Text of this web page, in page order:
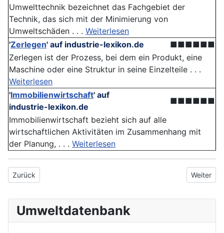
Umwelttechnik bezeichnet das Fachgebiet der
Technik, das sich mit der Minimierung von
Umweltschäden . . . Weiterlesen
'Zerlegen' auf industrie-lexikon.de
■■■■■■
Zerlegen ist der Prozess, bei dem ein Produkt, eine
Maschine oder eine Struktur in seine Einzelteile . . .
Weiterlesen
'Immobilienwirtschaft' auf
industrie-lexikon.de
■■■■■■
Immobilienwirtschaft bezieht sich auf alle
wirtschaftlichen Aktivitäten im Zusammenhang mit
der Planung, . . . Weiterlesen
Vorheriger Beitrag: Schädlingsbefall
Zurück Nächster
Weiter
Umweltdatenbank